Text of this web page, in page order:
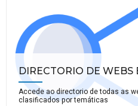
DIRECTORIO DE WEBS
Accede ao directorio de todas as
clasificados por temáticas